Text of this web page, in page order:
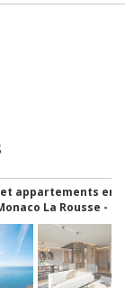
appartements en
La Rousse -